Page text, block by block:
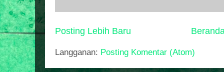
Posting Lebih Baru
Langganan: Posting Komentar (Atom)